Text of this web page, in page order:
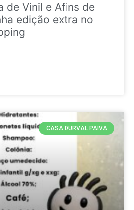
de Vinil e Afins de
edição extra no
CASA DURVAL PAIVA